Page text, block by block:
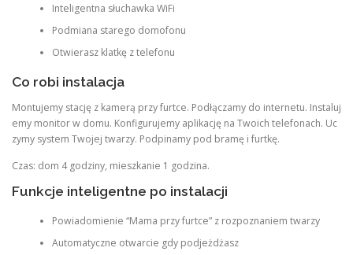
Inteligentna słuchawka WiFi
Podmiana starego domofonu
Otwierasz klatkę z telefonu
Co robi instalacja
Montujemy stację z kamerą przy furtce. Podłączamy do internetu. Instaluj
emy monitor w domu. Konfigurujemy aplikację na Twoich telefonach. Uc
zymy system Twojej twarzy. Podpinamy pod bramę i furtkę.
Czas: dom 4 godziny, mieszkanie 1 godzina.
Funkcje inteligentne po instalacji
Powiadomienie “Mama przy furtce” z rozpoznaniem twarzy
Automatyczne otwarcie gdy podjeżdżasz